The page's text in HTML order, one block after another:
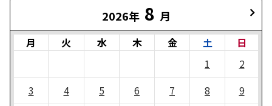
2026年 8 月
月 火 水 木 金 土
日
1
2
3
4 5 6 7 8
9